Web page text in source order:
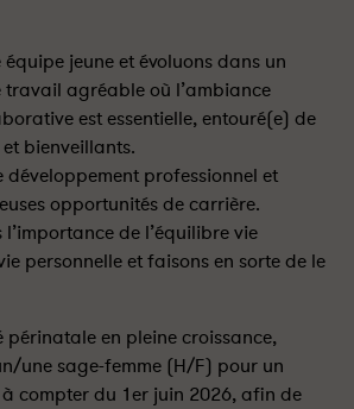
équipe jeune et évoluons dans un
travail agréable où l’ambiance
est essentielle, entouré(e) de
bienveillants.
développement professionnel et
opportunités de carrière.
de l’équilibre vie
personnelle et faisons en sorte de le
périnatale en pleine croissance,
une sage-femme (H/F) pour un
compter du 1er juin 2026, afin de